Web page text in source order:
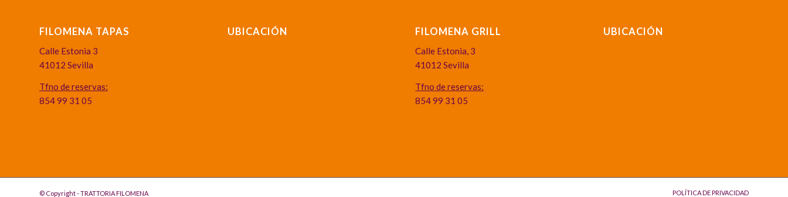
FILOMENA TAPAS
Calle Estonia 3
41012 Sevilla
Tfno de reservas:
854 99 31 05
UBICACIÓN FILOMENA GRILL
Calle Estonia, 3
41012 Sevilla
Tfno de reservas:
854 99 31 05
UBICACIÓN
© Copyright - TRATTORIA FILOMENA POLÍTICA DE PRIVACIDAD